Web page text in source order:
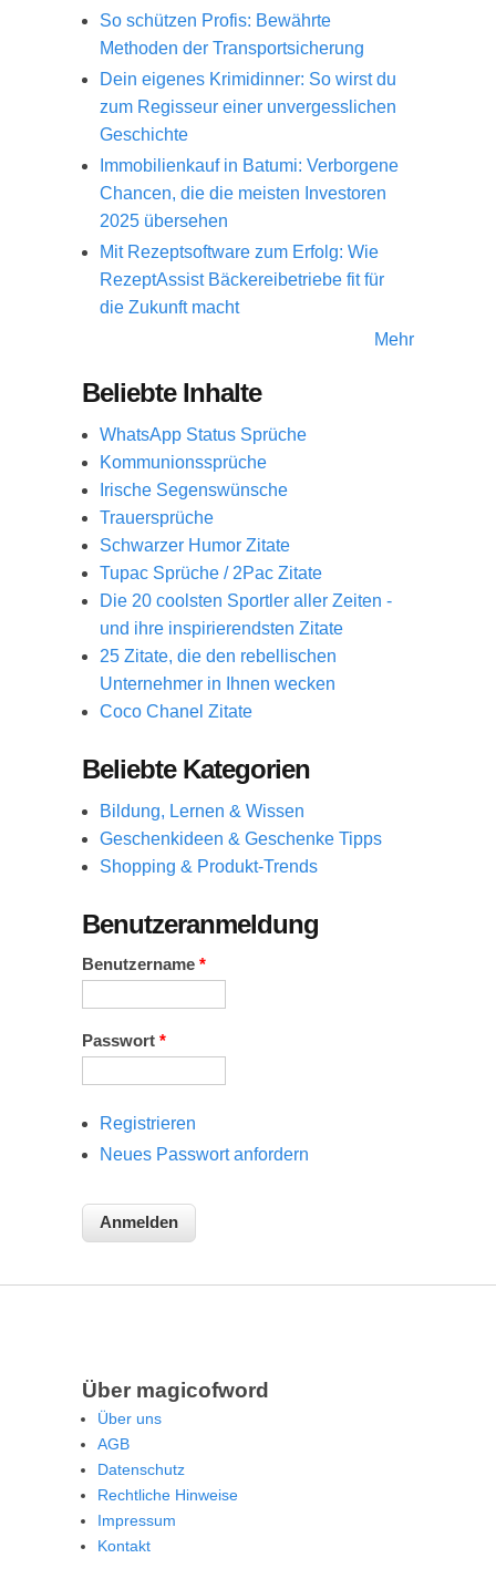
So schützen Profis: Bewährte
Methoden der Transportsicherung
Dein eigenes Krimidinner: So wirst du
zum Regisseur einer unvergesslichen
Geschichte
Immobilienkauf in Batumi: Verborgene
Chancen, die die meisten Investoren
2025 übersehen
Mit Rezeptsoftware zum Erfolg: Wie
RezeptAssist Bäckereibetriebe fit für
die Zukunft macht
Mehr
Beliebte Inhalte
WhatsApp Status Sprüche
Kommunionssprüche
Irische Segenswünsche
Trauersprüche
Schwarzer Humor Zitate
Tupac Sprüche / 2Pac Zitate
Die 20 coolsten Sportler aller Zeiten -
und ihre inspirierendsten Zitate
25 Zitate, die den rebellischen
Unternehmer in Ihnen wecken
Coco Chanel Zitate
Beliebte Kategorien
Bildung, Lernen & Wissen
Geschenkideen & Geschenke Tipps
Shopping & Produkt-Trends
Benutzeranmeldung
Benutzername *
Passwort *
Registrieren
Neues Passwort anfordern
Über magicofword
Über uns
AGB
Datenschutz
Rechtliche Hinweise
Impressum
Kontakt